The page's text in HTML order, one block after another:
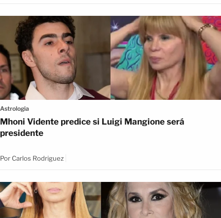
Astrologia
Mhoni Vidente predice si Luigi Mangione será
presidente
Por Carlos Rodriguez